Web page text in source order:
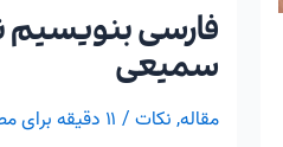
فارسی
سمیعی
مقاله,نکات/ ۱۱ دقیقه برای مطالعه